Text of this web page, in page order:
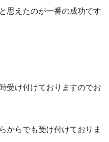
思えたのが一番の成功です
受け付けておりますのでお
からでも受け付けておりま